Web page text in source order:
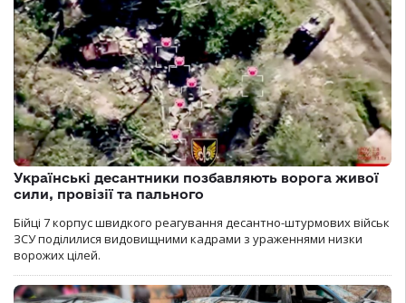
Українські десантники позбавляють ворога живої
сили, провізії та пального
Бійці 7 корпус швидкого реагування десантно-штурмових військ
ЗСУ поділилися видовищними кадрами з ураженнями низки
ворожих цілей.